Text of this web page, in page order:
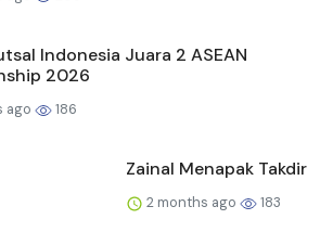
Indonesia Juara 2 ASEAN
2026
ago 186
Zainal Menapak Takdir
2 months ago 183